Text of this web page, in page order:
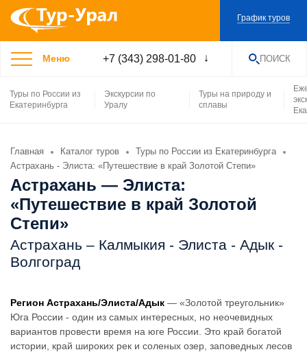
График туров
Меню +7 (343) 298-01-80 ПОИСК
НАЙТИ
Туры по России из
Екатеринбурга
Экскурсии по
Уралу
Туры на природу и
сплавы
Главная Каталог туров
Туры по России из Екатеринбурга
Астрахань - Элиста: «Путешествие в край Золотой Степи»
Астрахань — Элиста:
«Путешествие в край Золотой
Степи»
Астрахань – Калмыкия - Элиста - Адык -
Волгоград
Регион Астрахань/Элиста/Адык — «Золотой треугольник»
Юга России - один из самых интересных, но неочевидных
вариантов провести время на юге России. Это край богатой
истории, край широких рек и соленых озер, заповедных лесов